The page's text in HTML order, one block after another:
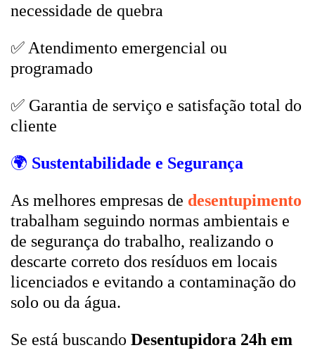
necessidade de quebra
✅ Atendimento emergencial ou
programado
✅ Garantia de serviço e satisfação total do
cliente
🌍 Sustentabilidade e Segurança
As melhores empresas de desentupimento
trabalham seguindo normas ambientais e
de segurança do trabalho, realizando o
descarte correto dos resíduos em locais
licenciados e evitando a contaminação do
solo ou da água.
Se está buscando Desentupidora 24h em